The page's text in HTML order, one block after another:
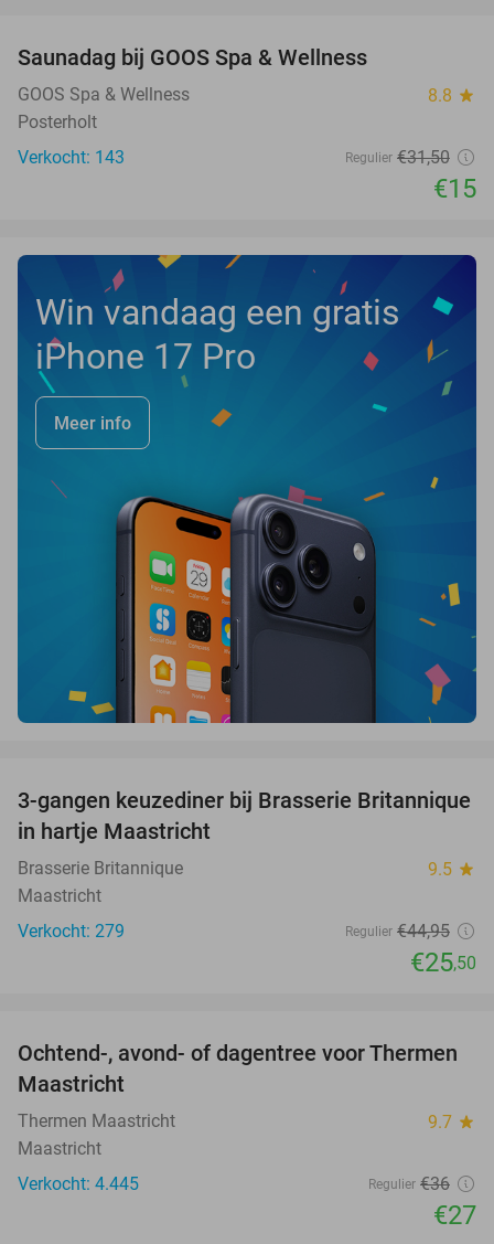
TODAY
Saunadag bij GOOS Spa & Wellness
GOOS Spa & Wellness 8.8 star
Posterholt
Verkocht: 143
Regulier €31,50
€15
Win vandaag een gratis
iPhone 17 Pro
Meer info
43%
3-gangen keuzediner bij Brasserie Britannique
in hartje Maastricht
Brasserie Britannique 9.5 star
Maastricht
Verkocht: 279
Regulier €44,95
€25,50
25%
Ochtend-, avond- of dagentree voor Thermen
Maastricht
Thermen Maastricht 9.7 star
Maastricht
Verkocht: 4.445
Regulier €36
€27